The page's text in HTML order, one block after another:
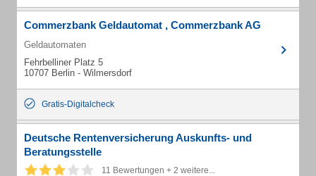
Commerzbank Geldautomat , Commerzbank AG
Geldautomaten
Fehrbelliner Platz 5
10707 Berlin - Wilmersdorf
Gratis-Digitalcheck
Deutsche Rentenversicherung Auskunfts- und
Beratungsstelle
11 Bewertungen + 2 weitere...